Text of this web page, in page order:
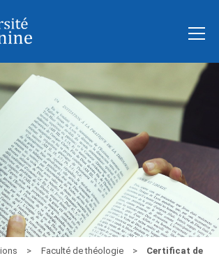
Faculté de théologie
Certificat de